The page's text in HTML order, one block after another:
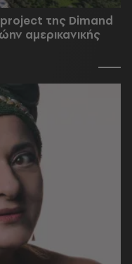
της Dimand
αμερικανικής